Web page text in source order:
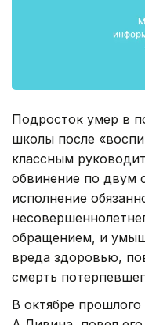
Подросток умер в
школы после
классным
обвинение по двум
исполнение
обращением, и
вреда здоровью,
смерть
В октябре прошлого